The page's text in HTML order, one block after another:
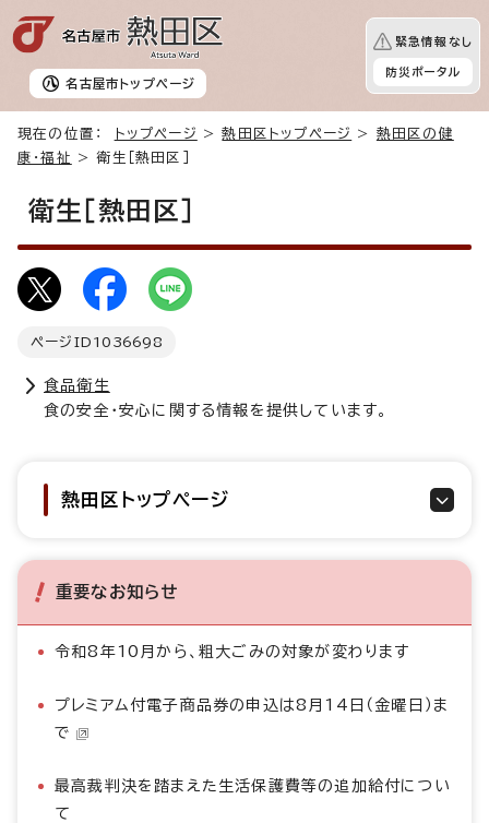
名古屋市 トップページ
緊急情報なし
防災ポータル
現在の位置： トップページ >熱田区トップページ > 熱田区の健
康・福祉
> 衛生［熱田区］
衛生［熱田区］
ページID 1036698
食品衛生
食の安全・安心に関する情報を提供しています。
熱田区トップページ
重要なお知らせ
令和8年10月から、粗大ごみの対象が変わります
プレミアム付電子商品券の申込は8月14日（金曜日）ま
で
最高裁判決を踏まえた生活保護費等の追加給付につい
て